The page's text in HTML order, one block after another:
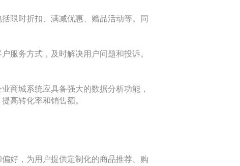
限时折扣、满减优惠、赠品活动等。同
服务方式，及时解决用户问题和投诉。
商城系统应具备强大的数据分析功能，
高转化率和销售额。
好，为用户提供定制化的商品推荐、购